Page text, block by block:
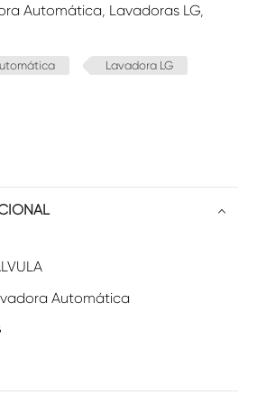
Automática, Lavadoras LG,
Lavadora LG
Automática